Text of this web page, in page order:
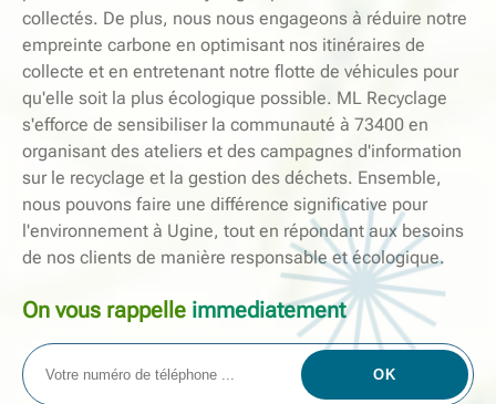
collectés. De plus, nous nous engageons à réduire notre
empreinte carbone en optimisant nos itinéraires de
collecte et en entretenant notre flotte de véhicules pour
qu'elle soit la plus écologique possible. ML Recyclage
s'efforce de sensibiliser la communauté à 73400 en
organisant des ateliers et des campagnes d'information
sur le recyclage et la gestion des déchets. Ensemble,
nous pouvons faire une différence significative pour
l'environnement à Ugine, tout en répondant aux besoins
de nos clients de manière responsable et écologique.
On vous rappelle immediatement